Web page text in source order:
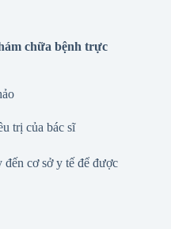
chữa bệnh trực
trị của bác sĩ
cơ sở y tế để được